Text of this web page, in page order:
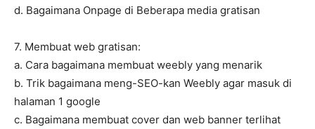
d. Bagaimana Onpage di Beberapa media gratisan
7. Membuat web gratisan:
a. Cara bagaimana membuat weebly yang menarik
b. Trik bagaimana meng-SEO-kan Weebly agar masuk di
halaman 1 google
c. Bagaimana membuat cover dan web banner terlihat